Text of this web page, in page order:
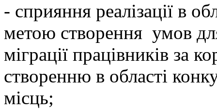
- сприяння реалізації в
метою створення умов
міграції працівників за
створенню в області
місць;